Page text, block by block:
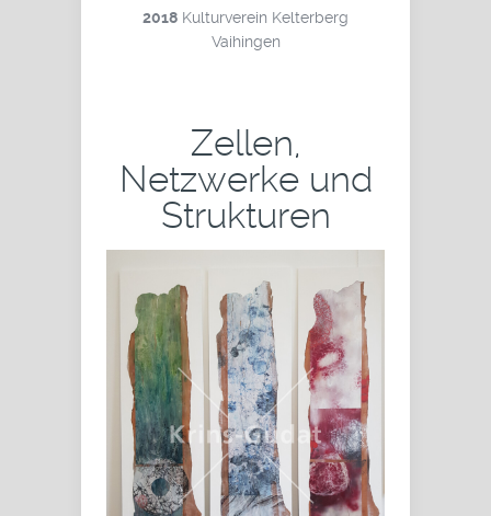
2018 Kulturverein Kelterberg
Vaihingen
Zellen,
Netzwerke und
Strukturen